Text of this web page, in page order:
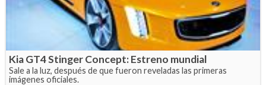
Kia GT4 Stinger Concept: Estreno mundial
Sale a la luz, después de que fueron reveladas las primeras
imágenes oficiales.